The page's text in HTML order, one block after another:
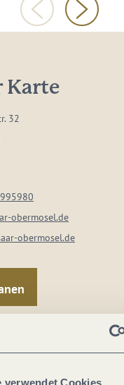
verwendet Cookies
Karte
32
obermosel.de
obermosel.de